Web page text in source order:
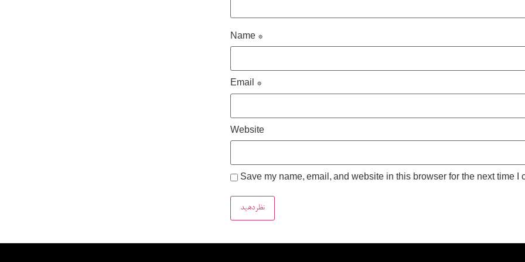
Name *
Email *
Website
Save my name, email, and website in this browser for the next time I